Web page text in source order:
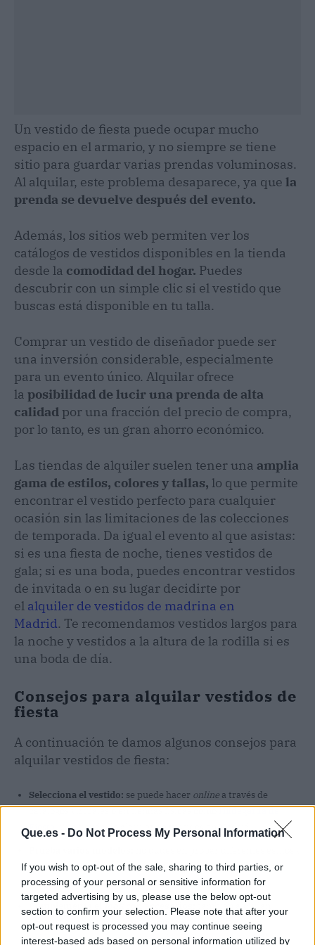
Que.es - Do Not Process My Personal Information
If you wish to opt-out of the sale, sharing to third parties, or
processing of your personal or sensitive information for
targeted advertising by us, please use the below opt-out
section to confirm your selection. Please note that after your
opt-out request is processed you may continue seeing
interest-based ads based on personal information utilized by
Un vestido de fiesta puede ocupar mucho
espacio en el armario, y no siempre se tiene
sitio para guardar varias prendas voluminosas.
Al alquilar, este problema desaparece, ya que la
prenda se devuelve después del evento.
Además, los sitios web permiten ver los
catálogos de vestidos disponibles en la tienda
desde la comodidad del hogar. Puedes
descubrir con un simple clic si el vestido que
buscas está disponible en tu talla.
Comprar un vestido de diseñador puede ser
una inversión considerable, especialmente
para un evento único. Alquilar ofrece
la posibilidad de lucir una prenda de alta
calidad por una fracción del precio de compra,
por lo tanto, es un gran ahorro económico.
Las tiendas de alquiler suelen tener una amplia
gama de estilos, colores y tallas, lo que permite
encontrar el vestido perfecto para cualquier
ocasión sin las limitaciones de las colecciones
de temporada. Da igual el evento al que asistas:
si es una fiesta de noche, tienes vestidos de
gala; si es una boda, puedes encontrar vestidos
de invitada o en su lugar decidirte por
el alquiler de vestidos de madrina en
Madrid. Te recomendamos vestidos largos para
la noche y vestidos a la altura de la rodilla si es
una boda de día.
Consejos para alquilar vestidos de
fiesta
A continuación te damos algunos consejos para
alquilar vestidos de fiesta:
Selecciona el vestido: se puede hacer online a través de
catálogos virtuales o en tiendas físicas comoHildegarda de
; una tienda de alquiler de vestidos en Madrid.
cortes para encontrar el que mejor te quede. Aprovecha el
asesoramiento de los expertos en las tiendas.
Complementa el look con accesorios:
también alquilan
accesorios como zapatos, tocados, pendientes y
bolsos, permitiendo completar el look de manera sencilla y